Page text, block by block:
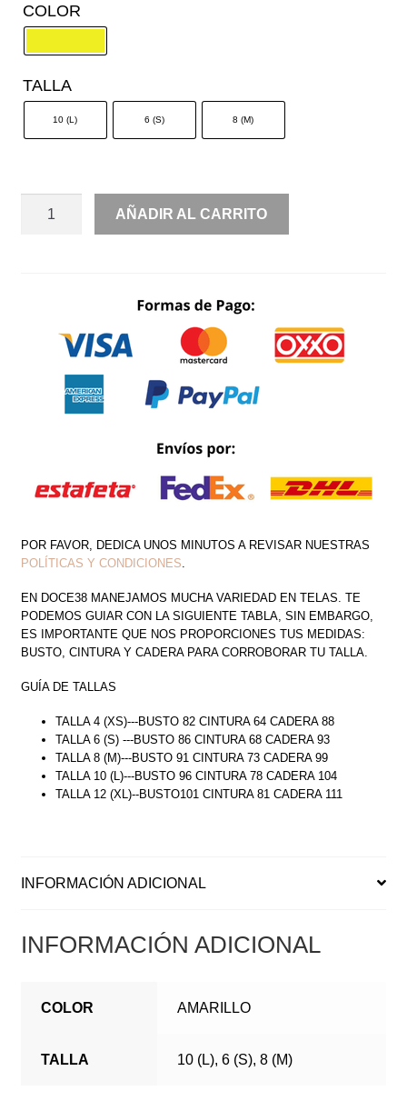
COLOR
TALLA
10 (L) 6 (S) 8 (M)
CORTO
FLORES
CANTIDAD
AÑADIR AL CARRITO
POR FAVOR, DEDICA UNOS MINUTOS A REVISAR NUESTRAS
POLÍTICAS Y CONDICIONES
EN DOCE38 MANEJAMOS MUCHA VARIEDAD EN TELAS. TE
PODEMOS GUIAR CON LA SIGUIENTE TABLA, SIN EMBARGO,
ES IMPORTANTE QUE NOS PROPORCIONES TUS MEDIDAS:
BUSTO, CINTURA Y CADERA PARA CORROBORAR TU TALLA.
GUÍA DE TALLAS
TALLA 4 (XS)---BUSTO 82 CINTURA 64 CADERA 88
TALLA 6 (S) ---BUSTO 86 CINTURA 68 CADERA 93
TALLA 8 (M)---BUSTO 91 CINTURA 73 CADERA 99
TALLA 10 (L)---BUSTO 96 CINTURA 78 CADERA 104
TALLA 12 (XL)--BUSTO101 CINTURA 81 CADERA 111
INFORMACIÓN ADICIONAL
INFORMACIÓN ADICIONAL
COLOR AMARILLO
TALLA 10 (L), 6 (S), 8 (M)